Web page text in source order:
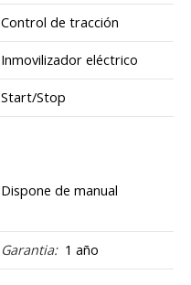
Control de tracción
Inmovilizador eléctrico
Start/Stop
Dispone de manual
Garantia: 1 año